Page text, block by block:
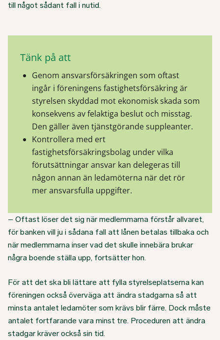
till något sådant fall i nutid.
Tänk på att
Genom ansvarsförsäkringen som oftast
ingår i föreningens fastighetsförsäkring är
styrelsen skyddad mot ekonomisk skada som
konsekvens av felaktiga beslut och misstag.
Den gäller även tjänstgörande suppleanter.
Kontrollera med ert
fastighetsförsäkringsbolag under vilka
förutsättningar ansvar kan delegeras till
någon annan än ledamöterna när det rör
mer ansvarsfulla uppgifter.
– Oftast löser det sig när medlemmarna förstår allvaret,
för banken vill ju i sådana fall att lånen betalas tillbaka och
när medlemmarna inser vad det skulle innebära brukar
några boende ställa upp, fortsätter hon.
För att det ska bli lättare att fylla styrelseplatserna kan
föreningen också överväga att ändra stadgarna så att
minsta antalet ledamöter som krävs blir färre. Dock måste
antalet fortfarande vara minst tre. Proceduren att ändra
stadgar kräver också sin tid.